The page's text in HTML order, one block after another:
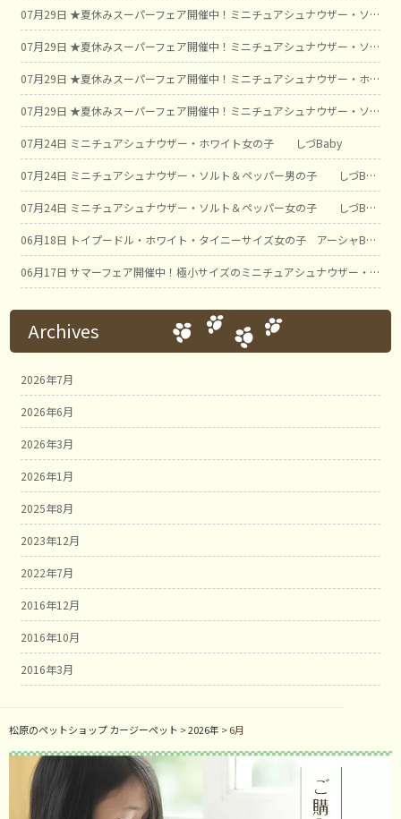
07月29日 ★夏休みスーパーフェア開催中！ミニチュアシュナウザー・ソルト＆ペッパー男の子① しおみBaby
07月29日 ★夏休みスーパーフェア開催中！ミニチュアシュナウザー・ソルト＆ペッパー男の子② しおみBaby
07月29日 ★夏休みスーパーフェア開催中！ミニチュアシュナウザー・ホワイト男の子 こゆきBaby
07月29日 ★夏休みスーパーフェア開催中！ミニチュアシュナウザー・ソルト＆ペッパー男の子 ボタンBaby
07月24日 ミニチュアシュナウザー・ホワイト女の子 しづBaby
07月24日 ミニチュアシュナウザー・ソルト＆ペッパー男の子 しづBaby
07月24日 ミニチュアシュナウザー・ソルト＆ペッパー女の子 しづBaby
06月18日 トイプードル・ホワイト・タイニーサイズ女の子 アーシャBaby
06月17日 サマーフェア開催中！極小サイズのミニチュアシュナウザー・ブラック＆シルバー男の子① ことBaby
Archives
2026年7月
2026年6月
2026年3月
2026年1月
2025年8月
2023年12月
2022年7月
2016年12月
2016年10月
2016年3月
松原のペットショップ カージーペット >2026年 >6月